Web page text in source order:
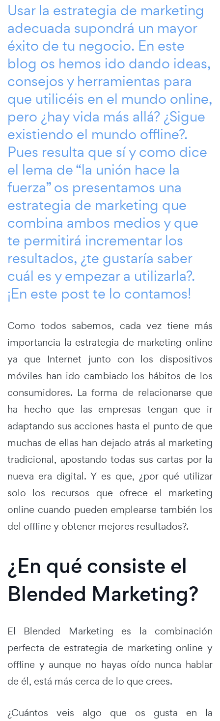
Usar la estrategia de marketing
adecuada supondrá un mayor
éxito de tu negocio. En este
blog os hemos ido dando ideas,
consejos y herramientas para
que utilicéis en el mundo online,
pero ¿hay vida más allá? ¿Sigue
existiendo el mundo offline?.
Pues resulta que sí y como dice
el lema de “la unión hace la
fuerza” os presentamos una
estrategia de marketing que
combina ambos medios y que
te permitirá incrementar los
resultados, ¿te gustaría saber
cuál es y empezar a utilizarla?.
¡En este post te lo contamos!
Como todos sabemos, cada vez tiene más
importancia la estrategia de marketing online
ya que Internet junto con los dispositivos
móviles han ido cambiado los hábitos de los
consumidores. La forma de relacionarse que
ha hecho que las empresas tengan que ir
adaptando sus acciones hasta el punto de que
muchas de ellas han dejado atrás al marketing
tradicional, apostando todas sus cartas por la
nueva era digital. Y es que, ¿por qué utilizar
solo los recursos que ofrece el marketing
online cuando pueden emplearse también los
del offline y obtener mejores resultados?.
¿En qué consiste el
Blended Marketing?
El Blended Marketing es la combinación
perfecta de estrategia de marketing online y
offline y aunque no hayas oído nunca hablar
de él, está más cerca de lo que crees.
¿Cuántos veis algo que os gusta en la